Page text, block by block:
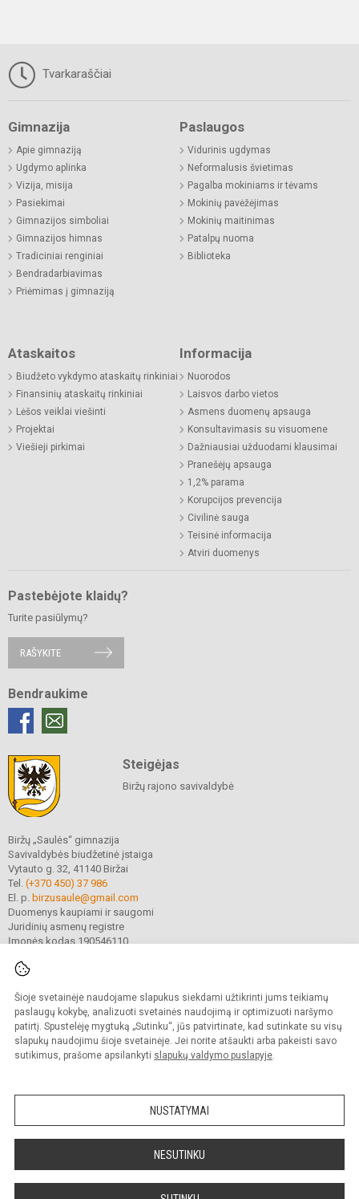
Šioje svetainėje naudojame slapukus siekdami užtikrinti jums teikiamų
paslaugų kokybę, analizuoti svetainės naudojimą ir optimizuoti naršymo
patirtį. Spustelėję mygtuką „Sutinku“, jūs patvirtinate, kad sutinkate su visų
slapukų naudojimu šioje svetainėje. Jei norite atšaukti arba pakeisti savo
sutikimus, prašome apsilankyti slapukų valdymo puslapyje.
NUSTATYMAI
NESUTINKU
Tvarkaraščiai
Gimnazija
Apie gimnaziją
Ugdymo aplinka
Vizija, misija
Pasiekimai
Gimnazijos simboliai
Gimnazijos himnas
Tradiciniai renginiai
Bendradarbiavimas
Priėmimas į gimnaziją
Paslaugos
Vidurinis ugdymas
Neformalusis švietimas
Pagalba mokiniams ir tėvams
Mokinių pavėžėjimas
Mokinių maitinimas
Patalpų nuoma
Biblioteka
Ataskaitos
Biudžeto vykdymo ataskaitų rinkiniai
Finansinių ataskaitų rinkiniai
Lėšos veiklai viešinti
Projektai
Viešieji pirkimai
Informacija
Nuorodos
Laisvos darbo vietos
Asmens duomenų apsauga
Konsultavimasis su visuomene
Dažniausiai užduodami klausimai
Pranešėjų apsauga
1,2% parama
Korupcijos prevencija
Civilinė sauga
Teisinė informacija
Atviri duomenys
Pastebėjote klaidų?
Turite pasiūlymų?
RAŠYKITE
Bendraukime
Steigėjas
Biržų rajono savivaldybė
Biržų „Saulės“ gimnazija
Savivaldybės biudžetinė įstaiga
Vytauto g. 32, 41140 Biržai
Tel. (+370 450) 37 986
El. p. birzusaule@gmail.com
Duomenys kaupiami ir saugomi
Juridinių asmenų registre
Įmonės kodas 190546110
© 2021. Biržų „Saulės“ gimnazija. Visos teisės saugomos.
Kopijuoti turinį be raštiško gimnazijos sutikimo griežtai draudžiama.
Prieinamumo paraiška Slapukų valdymas
Sumanus būdas atnaujinti